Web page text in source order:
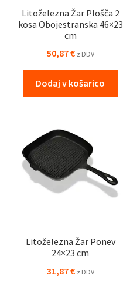
Litoželezna Žar Plošča 2
kosa Obojestranska 46×23
cm
50,87€ z DDV
Dodaj v košarico
Litoželezna Žar Ponev
24×23 cm
31,87€ z DDV